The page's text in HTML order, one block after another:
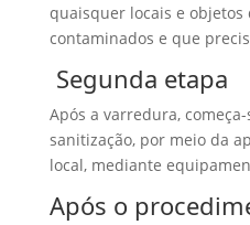
quaisquer locais e objetos
contaminados e que
Segunda etapa
Após a varredura,
sanitização, por meio da
local, mediante
Após o